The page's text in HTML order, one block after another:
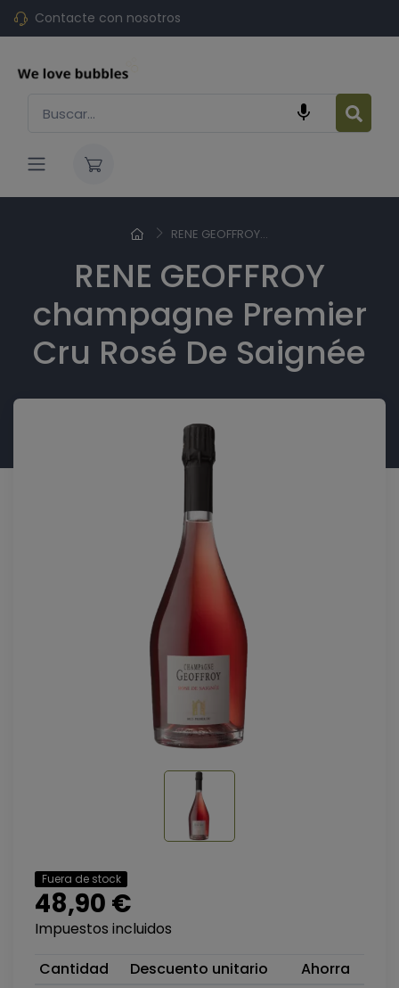
Contacte con nosotros

RENE GEOFFROY...
RENE GEOFFROY
champagne Premier
Cru Rosé De Saignée
Fuera de stock
48,90 €
Impuestos incluidos
Cantidad
Descuento unitario
Ahorra